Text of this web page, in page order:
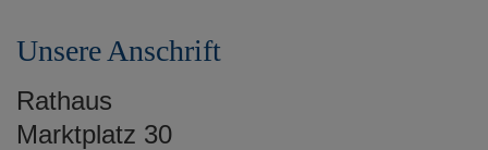
Unsere Anschrift
Rathaus
Marktplatz 30